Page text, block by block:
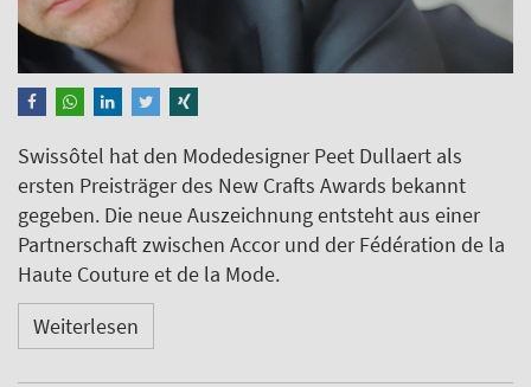
Swissôtel hat den Modedesigner Peet Dullaert als
ersten Preisträger des New Crafts Awards bekannt
gegeben. Die neue Auszeichnung entsteht aus einer
Partnerschaft zwischen Accor und der Fédération de la
Haute Couture et de la Mode.
Weiterlesen